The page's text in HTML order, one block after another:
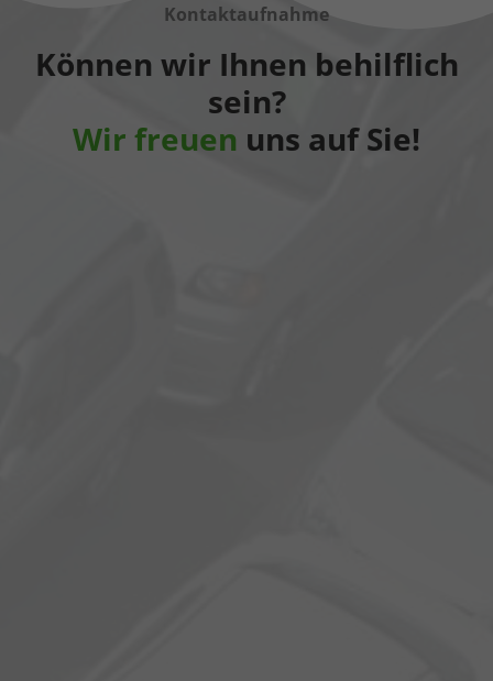
Kontaktaufnahme
Können wir Ihnen behilflich
sein?
Wir freuen uns auf Sie!